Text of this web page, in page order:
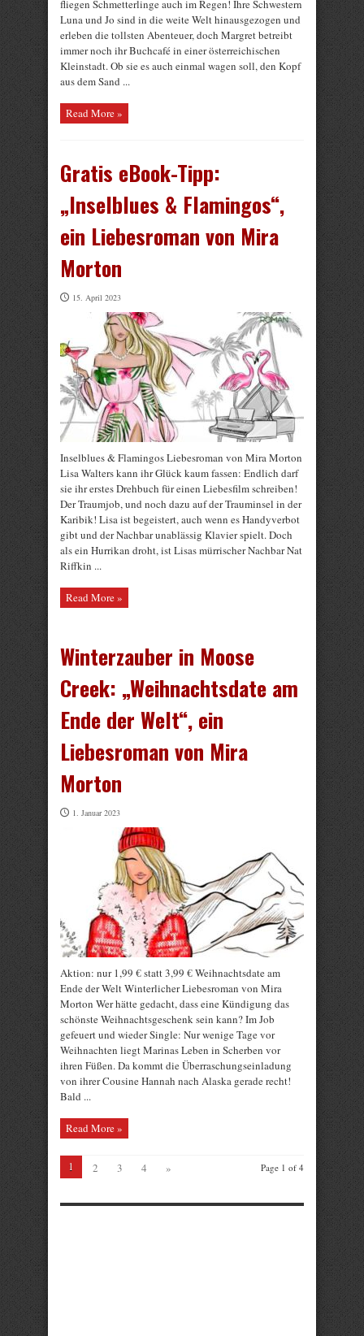
fliegen Schmetterlinge auch im Regen! Ihre Schwestern
Luna und Jo sind in die weite Welt hinausgezogen und
erleben die tollsten Abenteuer, doch Margret betreibt
immer noch ihr Buchcafé in einer österreichischen
Kleinstadt. Ob sie es auch einmal wagen soll, den Kopf
aus dem Sand ...
Read More »
Gratis eBook-Tipp:
„Inselblues & Flamingos“,
ein Liebesroman von Mira
Morton
15. April 2023
Inselblues & Flamingos Liebesroman von Mira Morton
Lisa Walters kann ihr Glück kaum fassen: Endlich darf
sie ihr erstes Drehbuch für einen Liebesfilm schreiben!
Der Traumjob, und noch dazu auf der Trauminsel in der
Karibik! Lisa ist begeistert, auch wenn es Handyverbot
gibt und der Nachbar unablässig Klavier spielt. Doch
als ein Hurrikan droht, ist Lisas mürrischer Nachbar Nat
Riffkin ...
Read More »
Winterzauber in Moose
Creek: „Weihnachtsdate am
Ende der Welt“, ein
Liebesroman von Mira
Morton
1. Januar 2023
Aktion: nur 1,99 € statt 3,99 € Weihnachtsdate am
Ende der Welt Winterlicher Liebesroman von Mira
Morton Wer hätte gedacht, dass eine Kündigung das
schönste Weihnachtsgeschenk sein kann? Im Job
gefeuert und wieder Single: Nur wenige Tage vor
Weihnachten liegt Marinas Leben in Scherben vor
ihren Füßen. Da kommt die Überraschungseinladung
von ihrer Cousine Hannah nach Alaska gerade recht!
Bald ...
Read More »
Page 1 of 4
1 2 3 4 »